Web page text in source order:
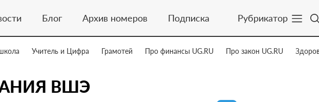
Блог Архив номеров Подписка Рубрикатор
Учитель и Цифра Грамотей Про финансы UG.RU Про закон UG.RU
ВШЭ